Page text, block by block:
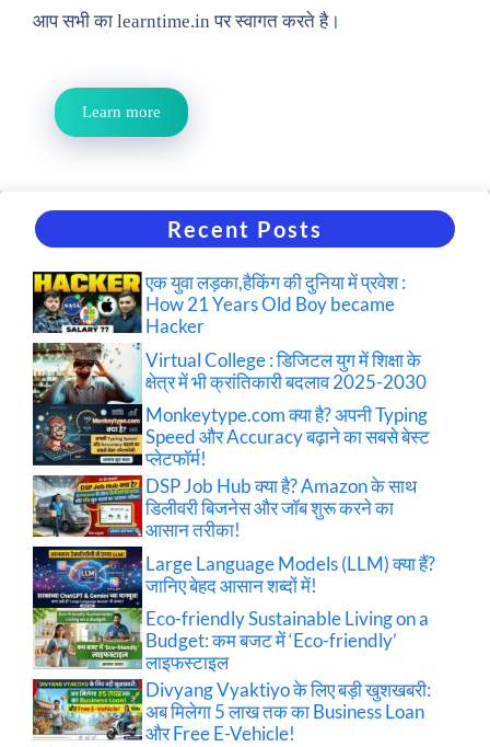
आप सभी का learntime.in पर स्वागत करते है।
Learn more
Recent Posts
एक युवा लड़का,हैकिंग की दुनिया में प्रवेश :
How 21 Years Old Boy became
Hacker
Virtual College : डिजिटल युग में शिक्षा के
क्षेत्र में भी क्रांतिकारी बदलाव 2025-2030
Monkeytype.com क्या है? अपनी Typing
Speed और Accuracy बढ़ाने का सबसे बेस्ट
प्लेटफॉर्म!
DSP Job Hub क्या है? Amazon के साथ
डिलीवरी बिजनेस और जॉब शुरू करने का
आसान तरीका!
Large Language Models (LLM) क्या हैं?
जानिए बेहद आसान शब्दों में!
Eco-friendly Sustainable Living on a
Budget: कम बजट में ‘Eco-friendly’
लाइफस्टाइल
Divyang Vyaktiyo के लिए बड़ी खुशखबरी:
अब मिलेगा 5 लाख तक का Business Loan
और Free E-Vehicle!